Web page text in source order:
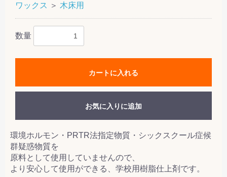
ワックス ＞ 木床用
数量
カートに入れる
お気に入りに追加
環境ホルモン・PRTR法指定物質・シックスクール症候
群疑惑物質を
原料として使用していませんので、
より安心して使用ができる、学校用樹脂仕上剤です。